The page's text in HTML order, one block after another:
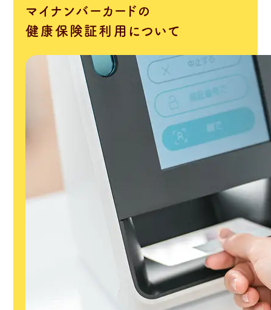
マイナンバーカードの
健康保険証利用について